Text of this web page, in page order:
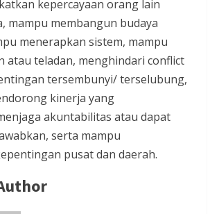
kepercayaan orang lain
mampu membangun budaya
menerapkan sistem, mampu
atau teladan, menghindari conflict
tersembunyi/ terselubung,
kinerja yang
akuntabilitas atau dapat
serta mampu
pusat dan daerah.